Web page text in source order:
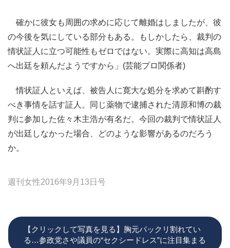
確かに彼女も周囲の求めに応じて離婚はしましたが、彼
の今後を気にしている部分もある。もしかしたら、裁判の
情状証人に立つ可能性もゼロではない。実際に高知は高島
へ出廷を頼んだようですから」(芸能プロ関係者)
情状証人といえば、被告人に寛大な処分を求めて斟酌す
べき事情を話す証人。同じ薬物で逮捕された清原和博の裁
判に参加した佐々木主浩が有名だ。今回の裁判で情状証人
が出廷しなかった場合、どのような影響があるのだろう
か。
週刊女性2016年9月13日号
【クリックして写真を見る】胸元パックリ割れてい
る…参政党さや議員の“セクシードレス”に注目集まる